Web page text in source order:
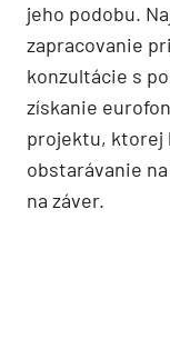
jeho podobu.
zapracovanie
konzultácie s
získanie
projektu, ktorej
obstarávanie
na záver.